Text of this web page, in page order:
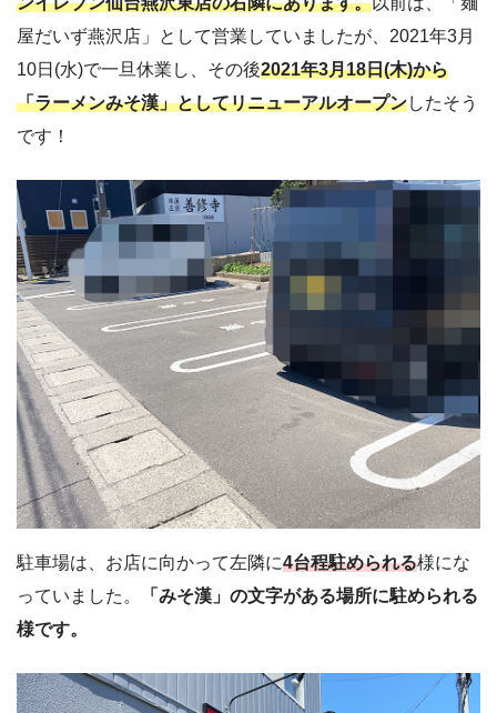
屋だいず燕沢店」として営業していましたが、2021年3月
10日(水)で一旦休業し、その後2021年3月18日(木)から
「ラーメンみそ漢」としてリニューアルオープンしたそう
です！
駐車場は、お店に向かって左隣に4台程駐められる様にな
っていました。
「みそ漢」の文字がある場所に駐められる
様です。